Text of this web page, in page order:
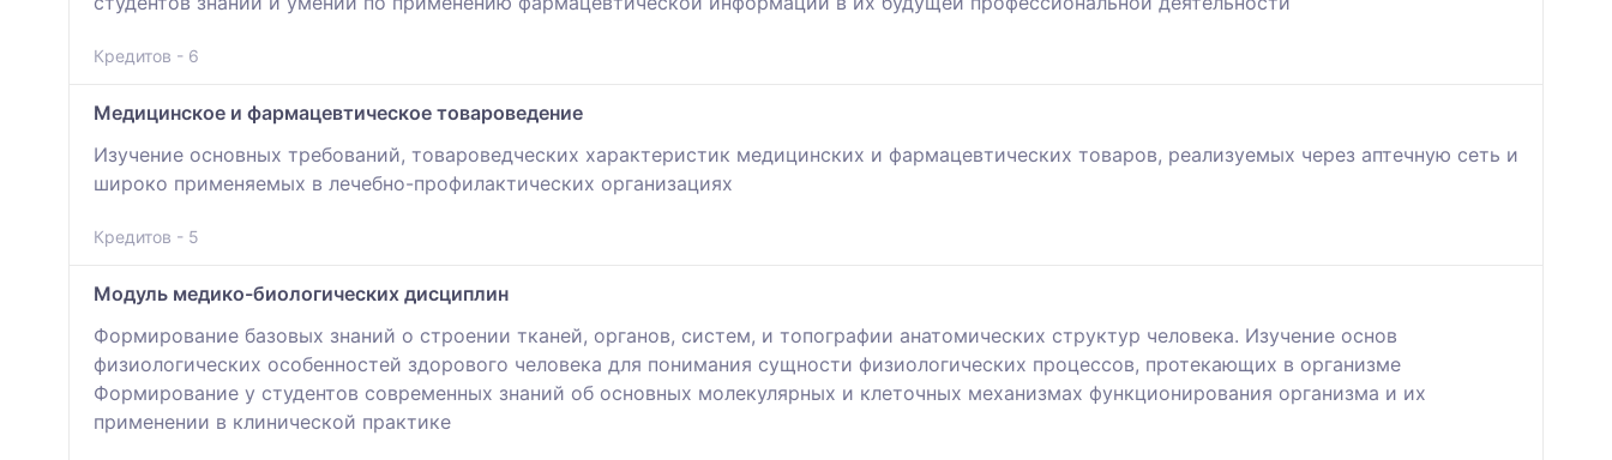
Кредитов - 6
Медицинское и фармацевтическое товароведение
Изучение основных требований, товароведческих характеристик медицинских и фармацевтических товаров, реализуемых через аптечную сеть и
широко применяемых в лечебно-профилактических организациях
Кредитов - 5
Модуль медико-биологических дисциплин
Формирование базовых знаний о строении тканей, органов, систем, и топографии анатомических структур человека. Изучение основ
физиологических особенностей здорового человека для понимания сущности физиологических процессов, протекающих в организме
Формирование у студентов современных знаний об основных молекулярных и клеточных механизмах функционирования организма и их
применении в клинической практике